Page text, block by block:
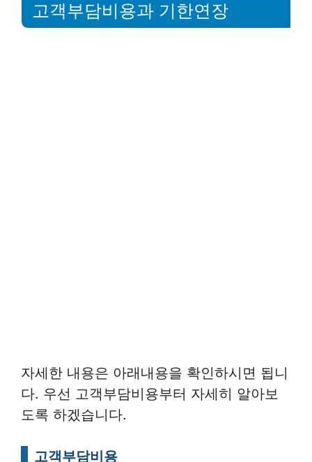
고객부담비용과 기한연장
자세한 내용은 아래내용을 확인하시면 됩니
다. 우선 고객부담비용부터 자세히 알아보
도록 하겠습니다.
고객부담비용